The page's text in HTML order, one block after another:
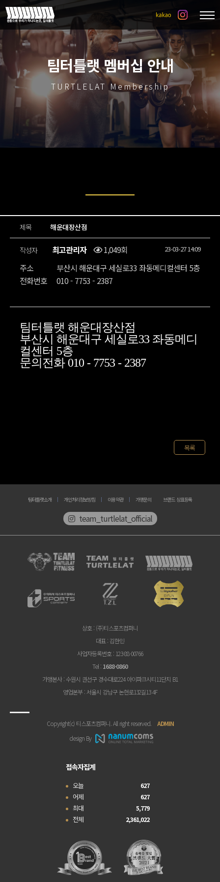
팀터틀랫 멤버십 안내
TURTLELAT Membership
제목 해운대장산점
작성자 최고관리자 1,049회 23-03-27 14:09
주소
부산시 해운대구 세실로33 좌동메디컬센터 5층
전화번호
010 - 7753 - 2387
팀터틀랫 해운대장산점
부산시 해운대구 세실로33 좌동메디
컬센터 5층
문의전화 010 - 7753 - 2387
목록
팀터틀랫소개 개인처리정보방침 이용약관 가맹문의 브랜드 상표등록
team_turtlelat_official
상호 : (주)티스포츠컴퍼니
대표 : 김한민
사업자등록번호 : 123-88-00766
Tel : 1688-0860
가맹본사: 수원시 권선구 경수대로224 아이파크시티11단지 B1
영업본부: 서울시 강남구 논현로132길13 4F
Copyright(c) 티스포츠컴퍼니. All right reserved. ADMIN
design By
접속자집계
오늘 627
어제 627
최대 5,779
전체 2,361,022